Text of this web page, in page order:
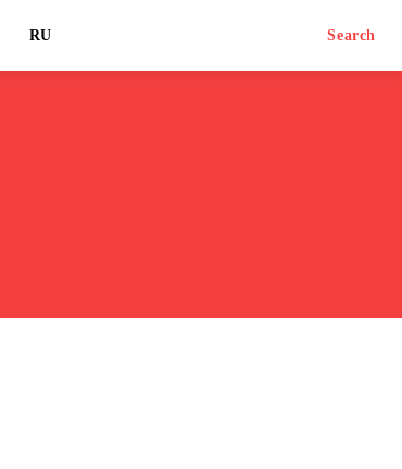
RU Search